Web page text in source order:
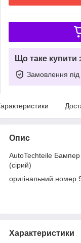
Що таке купити
Замовлення під
Опис
AutoTechteile
(сірий)
оригінальний номер
Характеристики